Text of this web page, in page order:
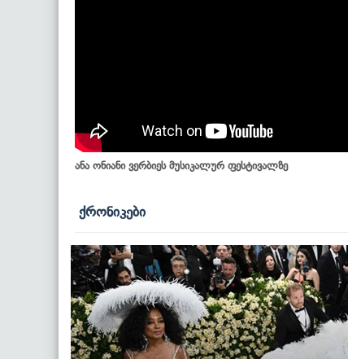
ანა ონიანი ვერბიეს მუსიკალურ ფესტივალზე
ქრონიკები